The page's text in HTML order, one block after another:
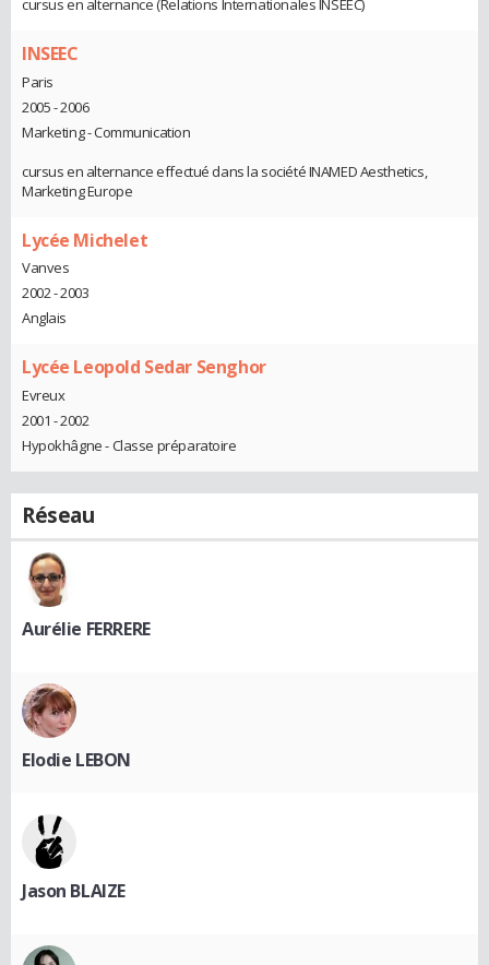
cursus en alternance (Relations Internationales INSEEC)
INSEEC
Paris
2005 - 2006
Marketing - Communication
cursus en alternance effectué dans la société INAMED Aesthetics,
Marketing Europe
Lycée Michelet
Vanves
2002 - 2003
Anglais
Lycée Leopold Sedar Senghor
Evreux
2001 - 2002
Hypokhâgne - Classe préparatoire
Réseau
Aurélie FERRERE
Elodie LEBON
Jason BLAIZE